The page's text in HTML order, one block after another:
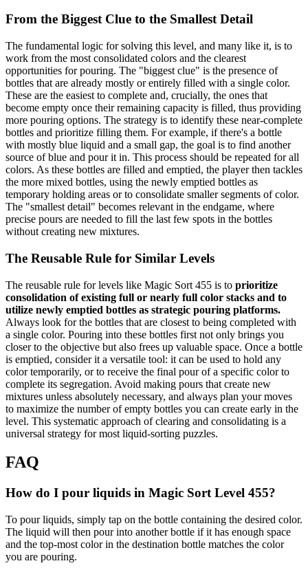
From the Biggest Clue to the Smallest Detail
The fundamental logic for solving this level, and many like it, is to
work from the most consolidated colors and the clearest
opportunities for pouring. The "biggest clue" is the presence of
bottles that are already mostly or entirely filled with a single color.
These are the easiest to complete and, crucially, the ones that
become empty once their remaining capacity is filled, thus providing
more pouring options. The strategy is to identify these near-complete
bottles and prioritize filling them. For example, if there's a bottle
with mostly blue liquid and a small gap, the goal is to find another
source of blue and pour it in. This process should be repeated for all
colors. As these bottles are filled and emptied, the player then tackles
the more mixed bottles, using the newly emptied bottles as
temporary holding areas or to consolidate smaller segments of color.
The "smallest detail" becomes relevant in the endgame, where
precise pours are needed to fill the last few spots in the bottles
without creating new mixtures.
The Reusable Rule for Similar Levels
The reusable rule for levels like Magic Sort 455 is to prioritize
consolidation of existing full or nearly full color stacks and to
utilize newly emptied bottles as strategic pouring platforms.
Always look for the bottles that are closest to being completed with
a single color. Pouring into these bottles first not only brings you
closer to the objective but also frees up valuable space. Once a bottle
is emptied, consider it a versatile tool: it can be used to hold any
color temporarily, or to receive the final pour of a specific color to
complete its segregation. Avoid making pours that create new
mixtures unless absolutely necessary, and always plan your moves
to maximize the number of empty bottles you can create early in the
level. This systematic approach of clearing and consolidating is a
universal strategy for most liquid-sorting puzzles.
FAQ
How do I pour liquids in Magic Sort Level 455?
To pour liquids, simply tap on the bottle containing the desired color.
The liquid will then pour into another bottle if it has enough space
and the top-most color in the destination bottle matches the color
you are pouring.